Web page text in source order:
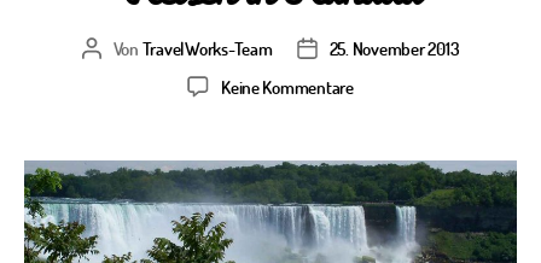
Beitragsautor
Von TravelWorks-Team Veröffentlichungsdatum
25. November 2013
Keine Kommentarezu
Kanada